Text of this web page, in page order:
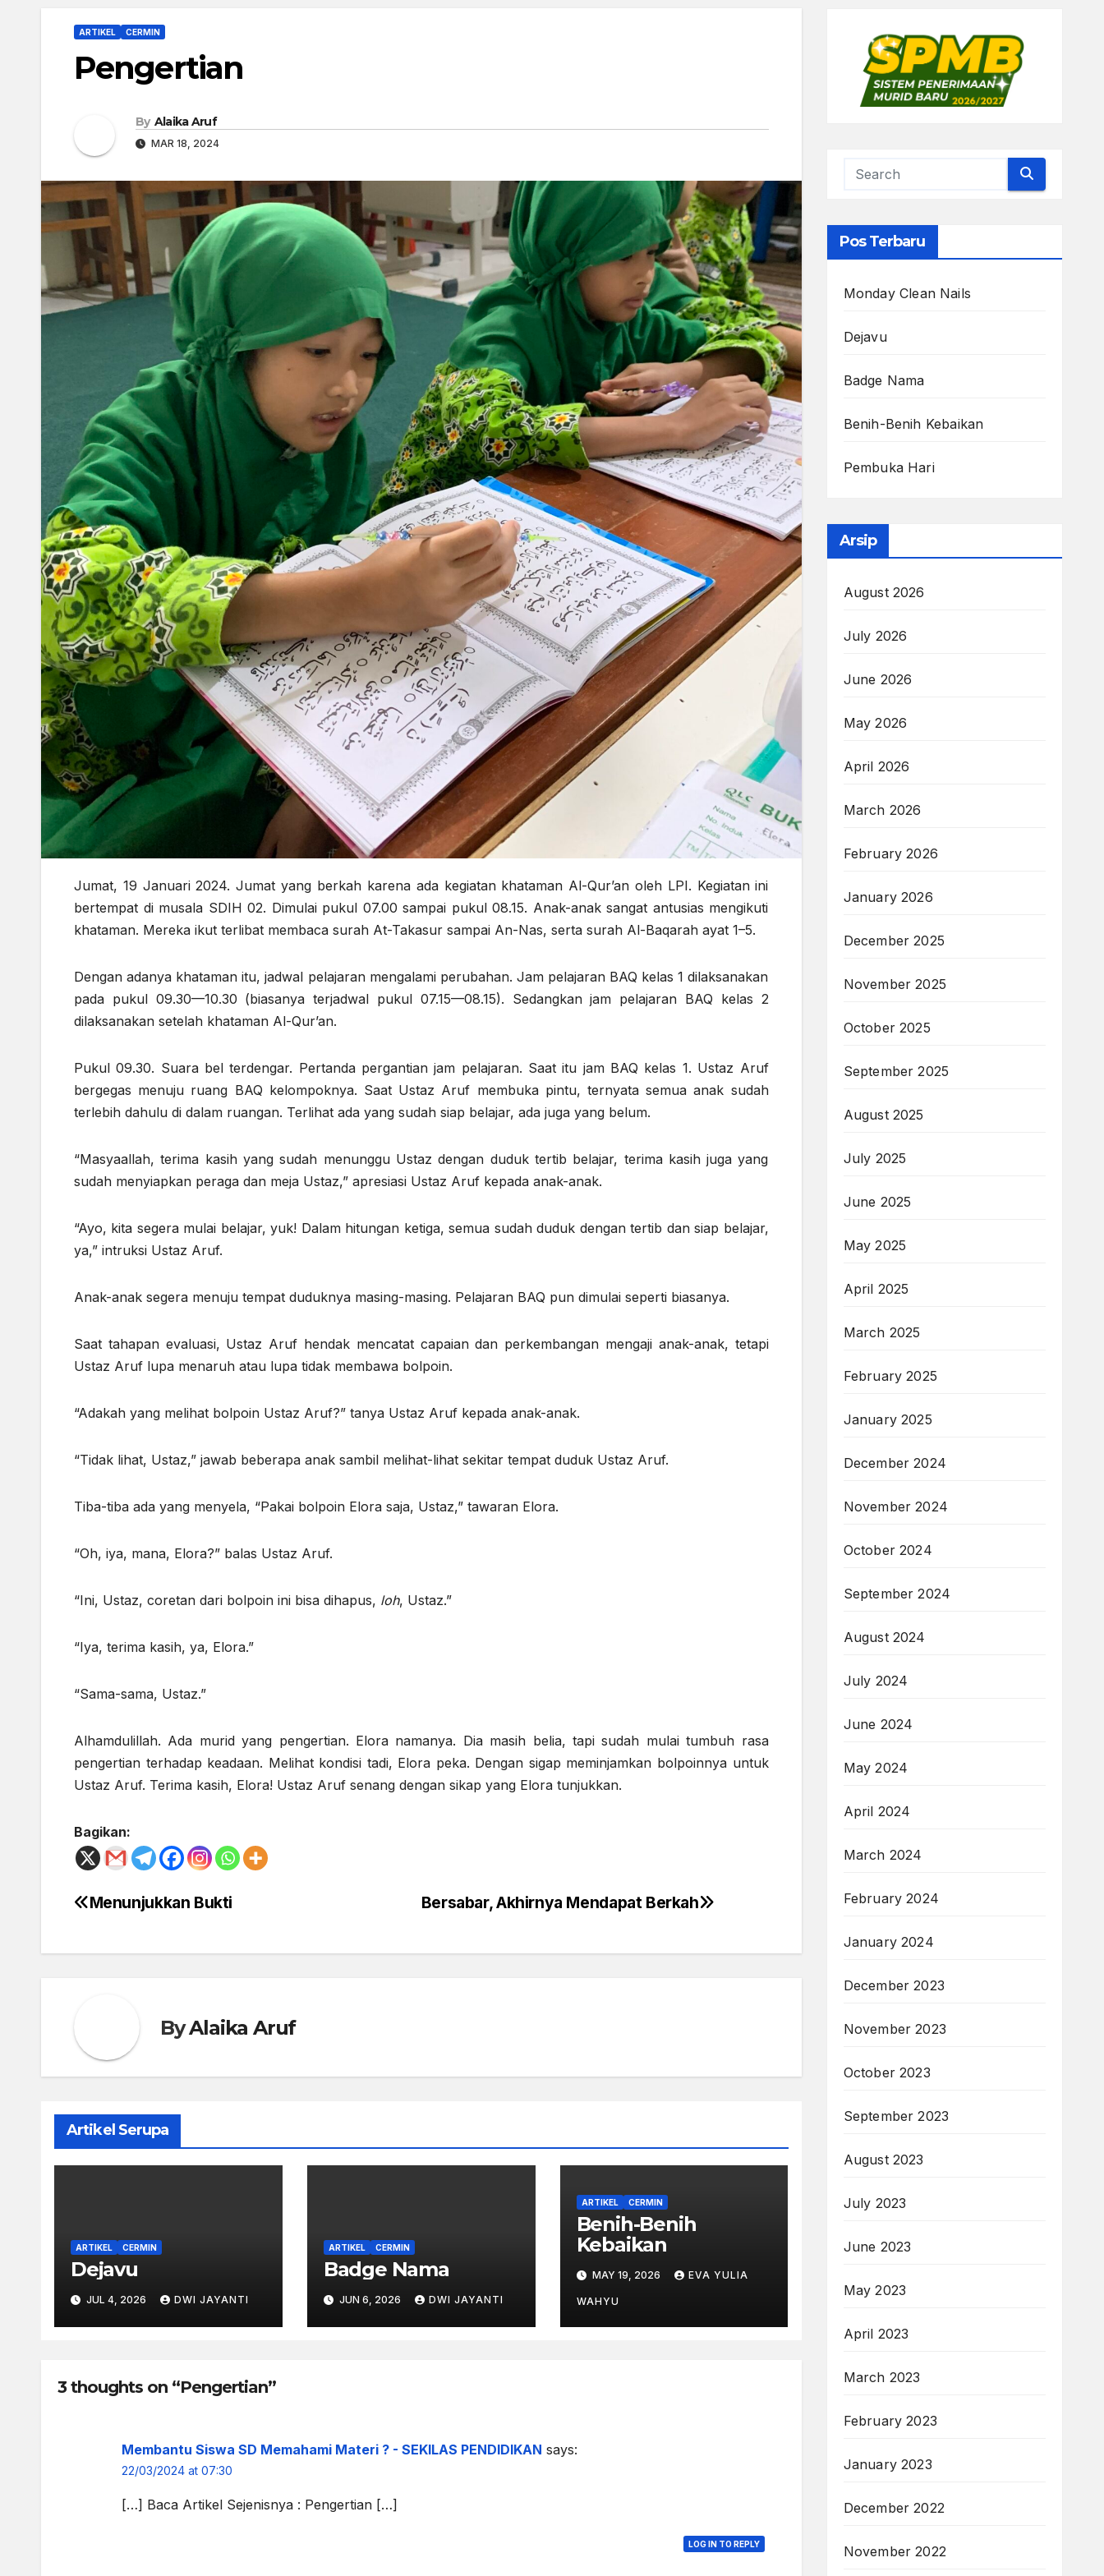
ARTIKEL CERMIN
Pengertian
By Alaika Aruf
MAR 18, 2024
Jumat, 19 Januari 2024. Jumat yang berkah karena ada kegiatan khataman Al-Qur’an oleh LPI. Kegiatan ini
bertempat di musala SDIH 02. Dimulai pukul 07.00 sampai pukul 08.15. Anak-anak sangat antusias mengikuti
khataman. Mereka ikut terlibat membaca surah At-Takasur sampai An-Nas, serta surah Al-Baqarah ayat 1–5.
Dengan adanya khataman itu, jadwal pelajaran mengalami perubahan. Jam pelajaran BAQ kelas 1 dilaksanakan
pada pukul 09.30—10.30 (biasanya terjadwal pukul 07.15—08.15). Sedangkan jam pelajaran BAQ kelas 2
dilaksanakan setelah khataman Al-Qur’an.
Pukul 09.30. Suara bel terdengar. Pertanda pergantian jam pelajaran. Saat itu jam BAQ kelas 1. Ustaz Aruf
bergegas menuju ruang BAQ kelompoknya. Saat Ustaz Aruf membuka pintu, ternyata semua anak sudah
terlebih dahulu di dalam ruangan. Terlihat ada yang sudah siap belajar, ada juga yang belum.
“Masyaallah, terima kasih yang sudah menunggu Ustaz dengan duduk tertib belajar, terima kasih juga yang
sudah menyiapkan peraga dan meja Ustaz,” apresiasi Ustaz Aruf kepada anak-anak.
“Ayo, kita segera mulai belajar, yuk! Dalam hitungan ketiga, semua sudah duduk dengan tertib dan siap belajar,
ya,” intruksi Ustaz Aruf.
Anak-anak segera menuju tempat duduknya masing-masing. Pelajaran BAQ pun dimulai seperti biasanya.
Saat tahapan evaluasi, Ustaz Aruf hendak mencatat capaian dan perkembangan mengaji anak-anak, tetapi
Ustaz Aruf lupa menaruh atau lupa tidak membawa bolpoin.
“Adakah yang melihat bolpoin Ustaz Aruf?” tanya Ustaz Aruf kepada anak-anak.
“Tidak lihat, Ustaz,” jawab beberapa anak sambil melihat-lihat sekitar tempat duduk Ustaz Aruf.
Tiba-tiba ada yang menyela, “Pakai bolpoin Elora saja, Ustaz,” tawaran Elora.
“Oh, iya, mana, Elora?” balas Ustaz Aruf.
“Ini, Ustaz, coretan dari bolpoin ini bisa dihapus, loh, Ustaz.”
“Iya, terima kasih, ya, Elora.”
“Sama-sama, Ustaz.”
Alhamdulillah. Ada murid yang pengertian. Elora namanya. Dia masih belia, tapi sudah mulai tumbuh rasa
pengertian terhadap keadaan. Melihat kondisi tadi, Elora peka. Dengan sigap meminjamkan bolpoinnya untuk
Ustaz Aruf. Terima kasih, Elora! Ustaz Aruf senang dengan sikap yang Elora tunjukkan.
Bagikan:
Post
Bersabar, Akhirnya Mendapat Berkah
Menunjukkan Bukti
ByAlaika Aruf
Artikel Serupa
ARTIKEL CERMIN
Dejavu
JUL 4, 2026 DWI JAYANTI
ARTIKEL CERMIN
Badge Nama
JUN 6, 2026 DWI JAYANTI
ARTIKEL CERMIN
Benih-Benih
Kebaikan
MAY 19, 2026 EVA YULIA
WAHYU
3 thoughts on “Pengertian”
Membantu Siswa SD Memahami Materi ? - SEKILAS PENDIDIKAN says:
22/03/2024 at 07:30
[…] Baca Artikel Sejenisnya : Pengertian […]
LOG IN TO REPLY
Pos Terbaru
Monday Clean Nails
Dejavu
Badge Nama
Benih-Benih Kebaikan
Pembuka Hari
Arsip
August 2026
July 2026
June 2026
May 2026
April 2026
March 2026
February 2026
January 2026
December 2025
November 2025
October 2025
September 2025
August 2025
July 2025
June 2025
May 2025
April 2025
March 2025
February 2025
January 2025
December 2024
November 2024
October 2024
September 2024
August 2024
July 2024
June 2024
May 2024
April 2024
March 2024
February 2024
January 2024
December 2023
November 2023
October 2023
September 2023
August 2023
July 2023
June 2023
May 2023
April 2023
March 2023
February 2023
January 2023
December 2022
November 2022